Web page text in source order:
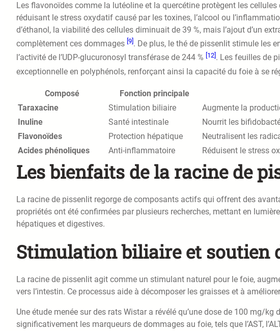
Les flavonoïdes comme la lutéoline et la quercétine protègent les
réduisant le stress oxydatif causé par les toxines, l’alcool ou
d’éthanol, la viabilité des cellules diminuait de 39 %, mais l’ajout d’un
complètement ces dommages [9] . De plus, le thé de pissenlit stimule les
l’activité de l’UDP-glucuronosyl transférase de 244 % [12]. Les feuilles de
exceptionnelle en polyphénols, renforçant ainsi la capacité du foie à se
Composé Fonction principale
Taraxacine
Stimulation biliaire
Augmente la
Inuline
Santé intestinale
Nourrit les
Flavonoïdes
Protection hépatique
Neutralisent les
Acides phénoliques
Anti-inflammatoire Réduisent le stress
Les bienfaits de la racine de
La racine de pissenlit regorge de composants actifs qui offrent des
propriétés ont été confirmées par plusieurs recherches, mettant en
hépatiques et digestives.
Stimulation biliaire et soutien
La racine de pissenlit agit comme un stimulant naturel pour le foie,
vers l’intestin. Ce processus aide à décomposer les graisses et à
Une étude menée sur des rats Wistar a révélé qu’une dose de 100 mg/kg
significativement les marqueurs de dommages au foie, tels que l’AST,